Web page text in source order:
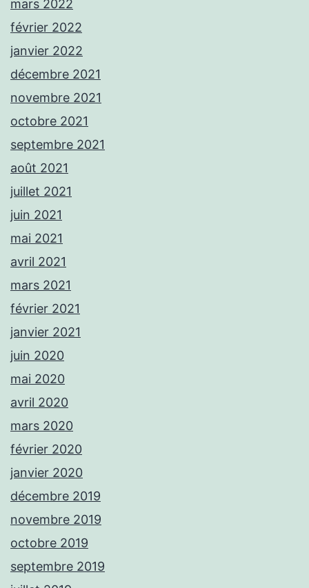
mars 2022
février 2022
janvier 2022
décembre 2021
novembre 2021
octobre 2021
septembre 2021
août 2021
juillet 2021
juin 2021
mai 2021
avril 2021
mars 2021
février 2021
janvier 2021
juin 2020
mai 2020
avril 2020
mars 2020
février 2020
janvier 2020
décembre 2019
novembre 2019
octobre 2019
septembre 2019